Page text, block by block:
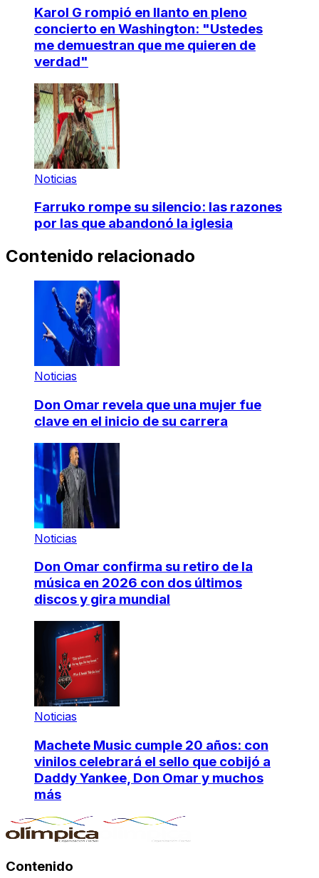
Karol G rompió en llanto en pleno
concierto en Washington: "Ustedes
me demuestran que me quieren de
verdad"
Noticias
Farruko rompe su silencio: las razones
por las que abandonó la iglesia
Contenido relacionado
Noticias
Don Omar revela que una mujer fue
clave en el inicio de su carrera
Noticias
Don Omar confirma su retiro de la
música en 2026 con dos últimos
discos y gira mundial
Noticias
Machete Music cumple 20 años: con
vinilos celebrará el sello que cobijó a
Daddy Yankee, Don Omar y muchos
más
Contenido